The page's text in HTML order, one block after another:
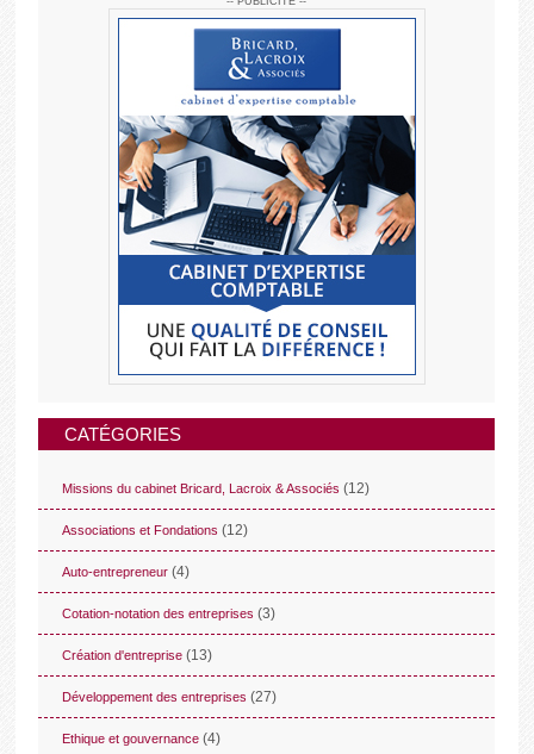
CATÉGORIES
Missions du cabinet Bricard, Lacroix & Associés (12)
Associations et Fondations (12)
Auto-entrepreneur (4)
Cotation-notation des entreprises (3)
Création d'entreprise (13)
Développement des entreprises (27)
Ethique et gouvernance (4)